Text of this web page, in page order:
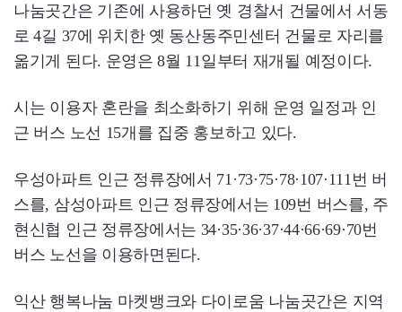
나눔곳간은 기존에 사용하던 옛 경찰서 건물에서 서동
로 4길 37에 위치한 옛 동산동주민센터 건물로 자리를
옮기게 된다. 운영은 8월 11일부터 재개될 예정이다.
시는 이용자 혼란을 최소화하기 위해 운영 일정과 인
근 버스 노선 15개를 집중 홍보하고 있다.
우성아파트 인근 정류장에서 71·73·75·78·107·111번 버
스를, 삼성아파트 인근 정류장에서는 109번 버스를, 주
현신협 인근 정류장에서는 34·35·36·37·44·66·69·70번
버스 노선을 이용하면된다.
익산 행복나눔 마켓뱅크와 다이로움 나눔곳간은 지역